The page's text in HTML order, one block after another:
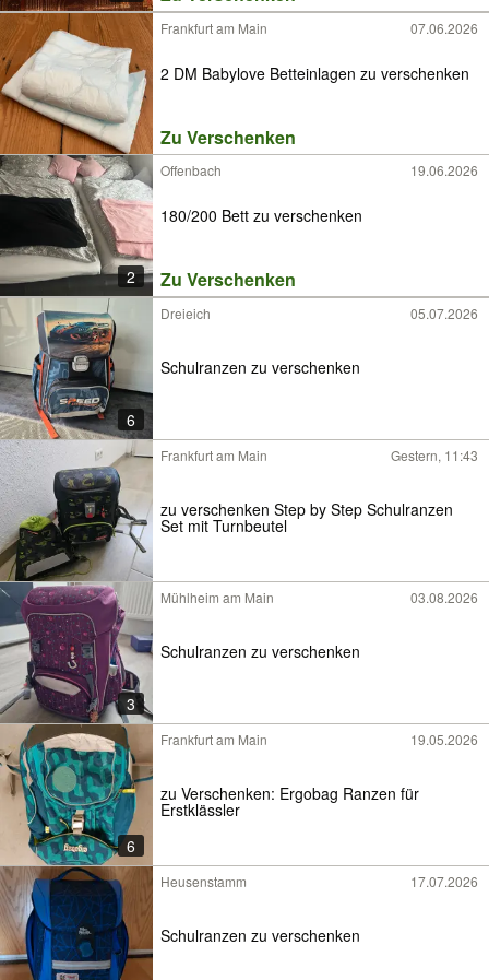
Frankfurt am Main 07.06.2026
2 DM Babylove Betteinlagen zu verschenken
Zu Verschenken
2
Offenbach 19.06.2026
180/200 Bett zu verschenken
Zu Verschenken
6
Dreieich 05.07.2026
Schulranzen zu verschenken
Frankfurt am Main Gestern, 11:43
zu verschenken Step by Step Schulranzen
Set mit Turnbeutel
3
Mühlheim am Main 03.08.2026
Schulranzen zu verschenken
6
Frankfurt am Main 19.05.2026
zu Verschenken: Ergobag Ranzen für
Erstklässler
Heusenstamm 17.07.2026
Schulranzen zu verschenken